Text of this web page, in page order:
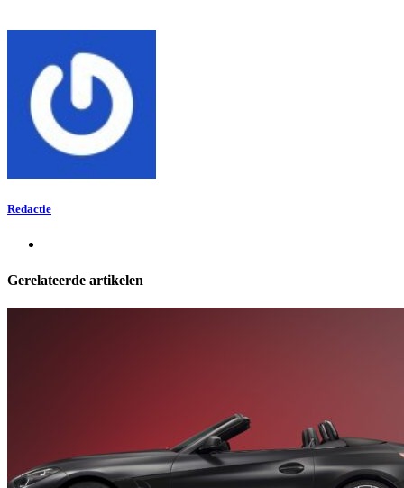
Redactie
Gerelateerde artikelen